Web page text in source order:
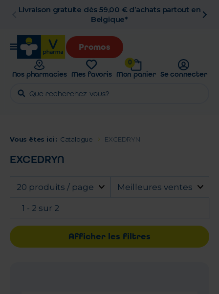
Livraison gratuite dès 59,00 € d’achats partout en
Belgique*
Promos
Nos pharmacies Mes favoris
0
Mon panier Se connecter
Vous êtes ici : Catalogue EXCEDRYN
EXCEDRYN
20 produits / page Meilleures ventes
1 - 2 sur 2
Afficher les filtres